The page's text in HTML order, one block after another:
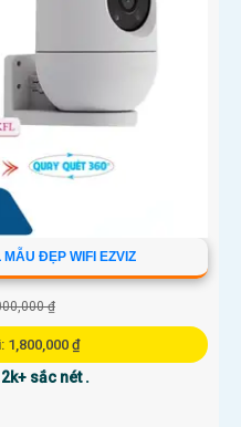
ĐẸP WIFI EZVIZ
₫
1,800,000 ₫
sắc nét .